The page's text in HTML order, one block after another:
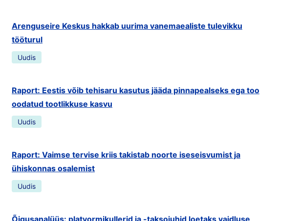
Arenguseire Keskus hakkab uurima vanemaealiste tulevikku
tööturul
Uudis
Raport: Eestis võib tehisaru kasutus jääda pinnapealseks ega too
oodatud tootlikkuse kasvu
Uudis
Raport: Vaimse tervise kriis takistab noorte iseseisvumist ja
ühiskonnas osalemist
Uudis